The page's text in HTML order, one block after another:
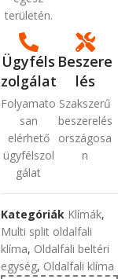
területén.
Ügyféls
zolgálat
Folyamato
san
elérhető
ügyfélszol
gálat
Beszere
lés
Szakszerű
beszerelés
országosa
n
Kategóriák Klímák,
Multi split oldalfali
klíma, Oldalfali beltéri
egység, Oldalfali klíma